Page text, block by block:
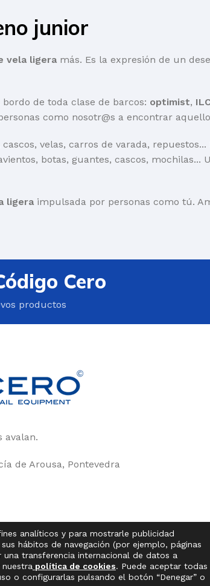
junior
vela ligera más. Es la expresión de un
de toda clase de barcos: optimist,
como nosotr@s a encontrar
velas, carros de varada,
botas, guantes, cascos,
ligera impulsada por personas como tú.
Cero
productos
avalan.
de Arousa, Pontevedra
analíticos y para mostrarle publicidad
hábitos de navegación (por ejemplo, páginas
transferencia internacional de datos a
política de cookies. Puede aceptar todas
o configurarlas pulsando el botón “Denegar” o